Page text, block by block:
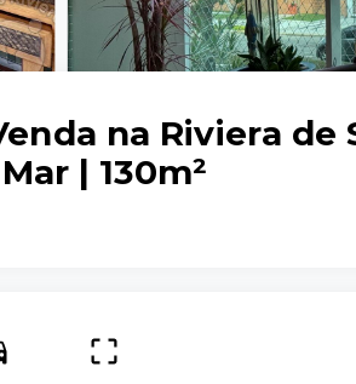
na Riviera de
| 130m²